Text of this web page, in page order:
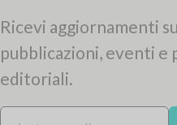
Ricevi aggiornamenti
pubblicazioni, eventi e
editoriali.